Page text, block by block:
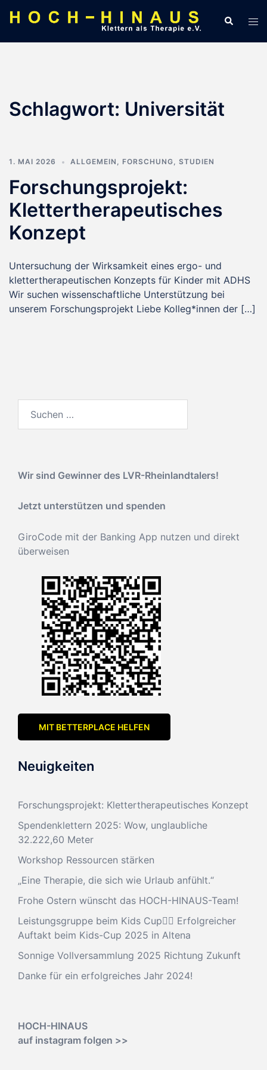
Inhalt
Suche
Schlagwort: Universität
1. MAI 2026 ALLGEMEIN , FORSCHUNG, STUDIEN
Forschungsprojekt:
Klettertherapeutisches
Konzept
Untersuchung der Wirksamkeit eines ergo- und
klettertherapeutischen Konzepts für Kinder mit ADHS
Wir suchen wissenschaftliche Unterstützung bei
unserem Forschungsprojekt Liebe Kolleg*innen der […]
nach:
Wir sind Gewinner des LVR-Rheinlandtalers!
Jetzt unterstützen und spenden
GiroCode mit der Banking App nutzen und direkt
überweisen
MIT BETTERPLACE HELFEN
Neuigkeiten
Forschungsprojekt: Klettertherapeutisches Konzept
Spendenklettern 2025: Wow, unglaubliche
32.222,60 Meter
Workshop Ressourcen stärken
„Eine Therapie, die sich wie Urlaub anfühlt.“
Frohe Ostern wünscht das HOCH-HINAUS-Team!
Leistungsgruppe beim Kids Cup🧗‍♂️ Erfolgreicher
Auftakt beim Kids-Cup 2025 in Altena
Sonnige Vollversammlung 2025 Richtung Zukunft
Danke für ein erfolgreiches Jahr 2024!
HOCH-HINAUS
auf instagram folgen >>